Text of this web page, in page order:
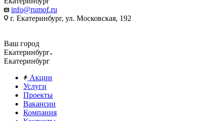
info@rumof.ru
г. Екатеринбург, ул. Московская, 192
Ваш город
Екатеринбург
Екатеринбург
Акции
Услуги
Проекты
Вакансии
Компания